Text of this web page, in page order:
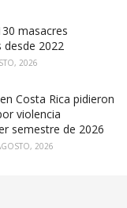
masacres
desde 2022
2026
Costa Rica pidieron
violencia
semestre de 2026
2026